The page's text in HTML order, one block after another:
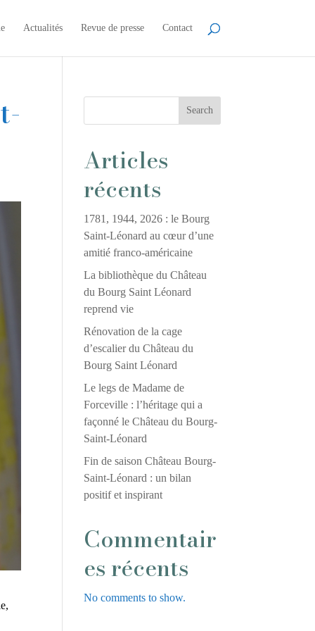
Actualités Revue de presse Contact
Search
Articles
récents
1781, 1944, 2026 : le Bourg
Saint-Léonard au cœur d’une
amitié franco-américaine
La bibliothèque du Château
du Bourg Saint Léonard
reprend vie
Rénovation de la cage
d’escalier du Château du
Bourg Saint Léonard
Le legs de Madame de
Forceville : l’héritage qui a
façonné le Château du Bourg-
Saint-Léonard
Fin de saison Château Bourg-
Saint-Léonard : un bilan
positif et inspirant
Commentair
es récents
No comments to show.